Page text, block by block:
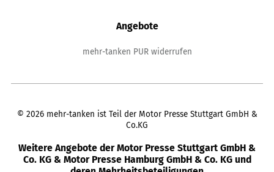
Angebote
mehr-tanken PUR widerrufen
© 2026 mehr-tanken ist Teil der Motor Presse Stuttgart GmbH &
Co.KG
Weitere Angebote der Motor Presse Stuttgart GmbH &
Co. KG & Motor Presse Hamburg GmbH & Co. KG und